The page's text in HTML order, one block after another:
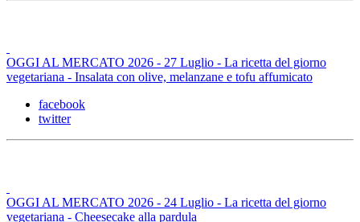
OGGI AL MERCATO 2026 - 27 Luglio - La ricetta del giorno
vegetariana - Insalata con olive, melanzane e tofu affumicato
facebook
twitter
OGGI AL MERCATO 2026 - 24 Luglio - La ricetta del giorno
vegetariana - Cheesecake alla pardula